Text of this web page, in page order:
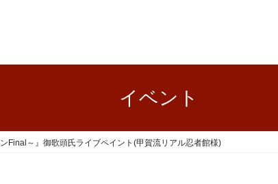
イベント
Final～』御歌頭氏ライブペイント(甲賀流リアル忍者館様)